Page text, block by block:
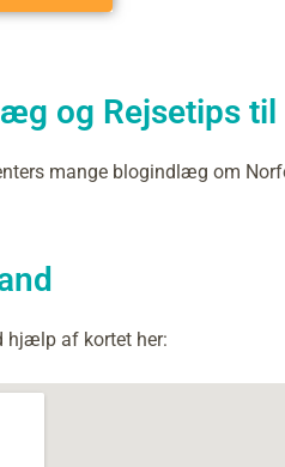
og Rejsetips
mange blogindlæg om
hjælp af kortet her: